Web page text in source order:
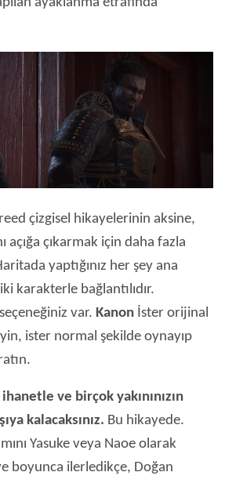
çizgisel hikayelerinin aksine,
açığa çıkarmak için daha fazla
yaptığınız her şey ana
karakterle bağlantılıdır.
var. Kanon İster orijinal
ister normal şekilde oynayıp
ve birçok yakınınızın
kalacaksınız. Bu hikayede.
Yasuke veya Naoe olarak
boyunca ilerledikçe, Doğan